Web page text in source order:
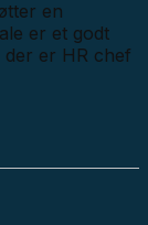
en
er et godt
der er HR chef